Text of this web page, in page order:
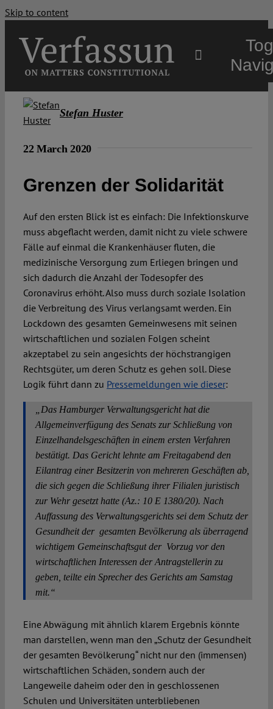
Skip to content
Projects
Open Access
Authors
Spotlight
Stefan Huster
22 March 2020
Grenzen der Solidarität
Auf den ersten Blick ist es einfach: Die Infektionskurve
muss abgeflacht werden, damit nicht zu viele schwere
Fälle auf einmal die Krankenhäuser fluten, die
medizinische Versorgung zum Erliegen bringen und
sich dadurch die Anzahl der Todesopfer des
Coronavirus erhöht. Also muss durch soziale Isolation
die Verbreitung des Virus verlangsamt werden. Ein
Lockdown des gesamten Gemeinwesens mit seinen
wirtschaftlichen und sozialen Folgen scheint
akzeptabel zu sein angesichts der höchstrangigen
Rechtsgüter, um deren Schutz es gehen soll. Diese
Logik führt dann zu Pressemeldungen wie dieser:
„Das Hamburger Verwaltungsgericht hat die
Allgemeinverfügung des Senats zur Schließung von
Einzelhandelsgeschäften in einem ersten Verfahren
bestätigt. Das Gericht lehnte am Freitagabend den
Eilantrag einer Besitzerin von mehreren Geschäften ab,
die sich gegen die Schließung ihrer Filialen juristisch
zur Wehr gesetzt hatte (Az.: 10 E 1380/20). Nach
Auffassung des Verwaltungsgerichts sei dem Schutz der
Gesundheit der gesamten Bevölkerung als überragend
wichtigem Gemeinschaftsgut der Vorzug vor den
wirtschaftlichen Interessen der Antragstellerin zu
geben, teilte ein Sprecher des Gerichts am Samstag
mit.“
Eine Abwägung mit ähnlich klarem Ergebnis könnte
man darstellen, wenn man den „Schutz der Gesundheit
der gesamten Bevölkerung“ nicht nur den (immensen)
wirtschaftlichen Schäden, sondern auch der
Langeweile daheim oder den in geschlossenen
Schulen und Universitäten unterbliebenen